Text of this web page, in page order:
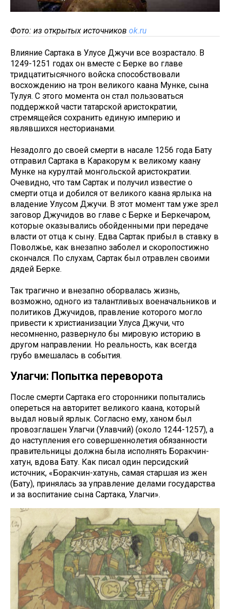
Фото: из открытых источников ok.ru
Влияние Сартака в Улусе Джучи все возрастало. В
1249-1251 годах он вместе с Берке во главе
тридцатитысячного войска способствовали
восхождению на трон великого каана Мунке, сына
Тулуя. С этого момента он стал пользоваться
поддержкой части татарской аристократии,
стремящейся сохранить единую империю и
являвшихся несторианами.
Незадолго до своей смерти в насале 1256 года Бату
отправил Сартака в Каракорум к великому каану
Мунке на курултай монгольской аристократии.
Очевидно, что там Сартак и получил известие о
смерти отца и добился от великого каана ярлыка на
владение Улусом Джучи. В этот момент там уже зрел
заговор Джучидов во главе с Берке и Беркечаром,
которые оказывались обойденными при передаче
власти от отца к сыну. Едва Сартак прибыл в ставку в
Поволжье, как внезапно заболел и скоропостижно
скончался. По слухам, Сартак был отравлен своими
дядей Берке.
Так трагично и внезапно оборвалась жизнь,
возможно, одного из талантливых военачальников и
политиков Джучидов, правление которого могло
привести к христианизации Улуса Джучи, что
несомненно, развернуло бы мировую историю в
другом направлении. Но реальность, как всегда
грубо вмешалась в события.
Улагчи: Попытка переворота
После смерти Сартака его сторонники попытались
опереться на авторитет великого каана, который
выдал новый ярлык. Согласно ему, ханом был
провозглашен Улагчи (Улавчий) (около 1244-1257), а
до наступления его совершеннолетия обязанности
правительницы должна была исполнять Боракчин-
хатун, вдова Бату. Как писал один персидский
источник, «Боракчин-хатунь, самая старшая из жен
(Бату), принялась за управление делами государства
и за воспитание сына Сартака, Улагчи».